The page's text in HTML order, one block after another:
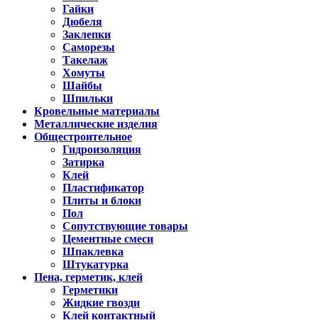
Гайки
Дюбеля
Заклепки
Саморезы
Такелаж
Хомуты
Шайбы
Шпильки
Кровельные материалы
Металлические изделия
Общестроительное
Гидроизоляция
Затирка
Клей
Пластификатор
Плиты и блоки
Пол
Сопутствующие товары
Цементные смеси
Шпаклевка
Штукатурка
Пена, герметик, клей
Герметики
Жидкие гвозди
Клей контактный